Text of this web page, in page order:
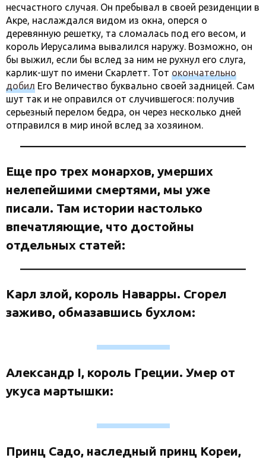
несчастного случая. Он пребывал в своей резиденции в
Акре, наслаждался видом из окна, оперся о
деревянную решетку, та сломалась под его весом, и
король Иерусалима вывалился наружу. Возможно, он
бы выжил, если бы вслед за ним не рухнул его слуга,
карлик-шут по имени Скарлетт. Тот окончательно
добил Его Величество буквально своей задницей. Сам
шут так и не оправился от случившегося: получив
серьезный перелом бедра, он через несколько дней
отправился в мир иной вслед за хозяином.
Еще про трех монархов, умерших
нелепейшими смертями, мы уже
писали. Там истории настолько
впечатляющие, что достойны
отдельных статей:
Карл злой, король Наварры. Сгорел
заживо, обмазавшись бухлом:
Александр I, король Греции. Умер от
укуса мартышки:
Принц Садо, наследный принц Кореи,